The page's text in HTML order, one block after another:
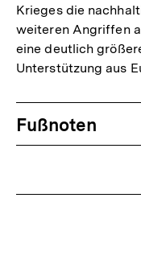
Krieges die
weiteren Angriffen
eine deutlich
Unterstützung aus
Fussnoten
Fußnoten